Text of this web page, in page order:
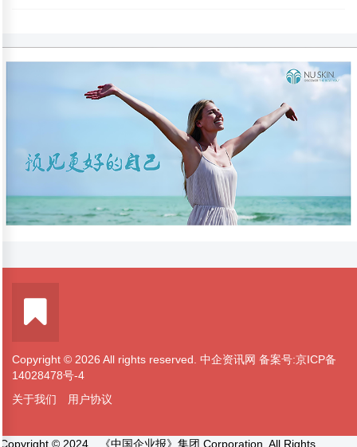
Copyright © 2026 All rights reserved. 中企资讯网 备案号:京ICP备
14028478号-4
关于我们
用户协议
Copyright © 2024 《中国企业报》集团 Corporation, All Rights